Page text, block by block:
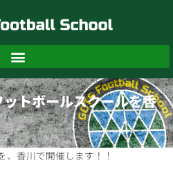
トボールスクールを香
、香川で開催します！！